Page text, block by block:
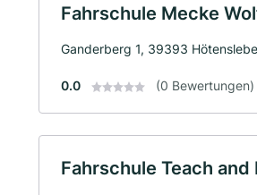
Fahrschule Mecke
Ganderberg 1, 39393
0.0 (0 Bewertungen)
Fahrschule Teach and